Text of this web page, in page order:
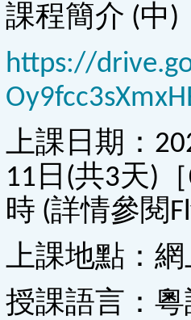
課程簡介 (中)
https://
上課日期：
11日(共3天)
時 (詳情參閱
上課地點：
授課語言：粵